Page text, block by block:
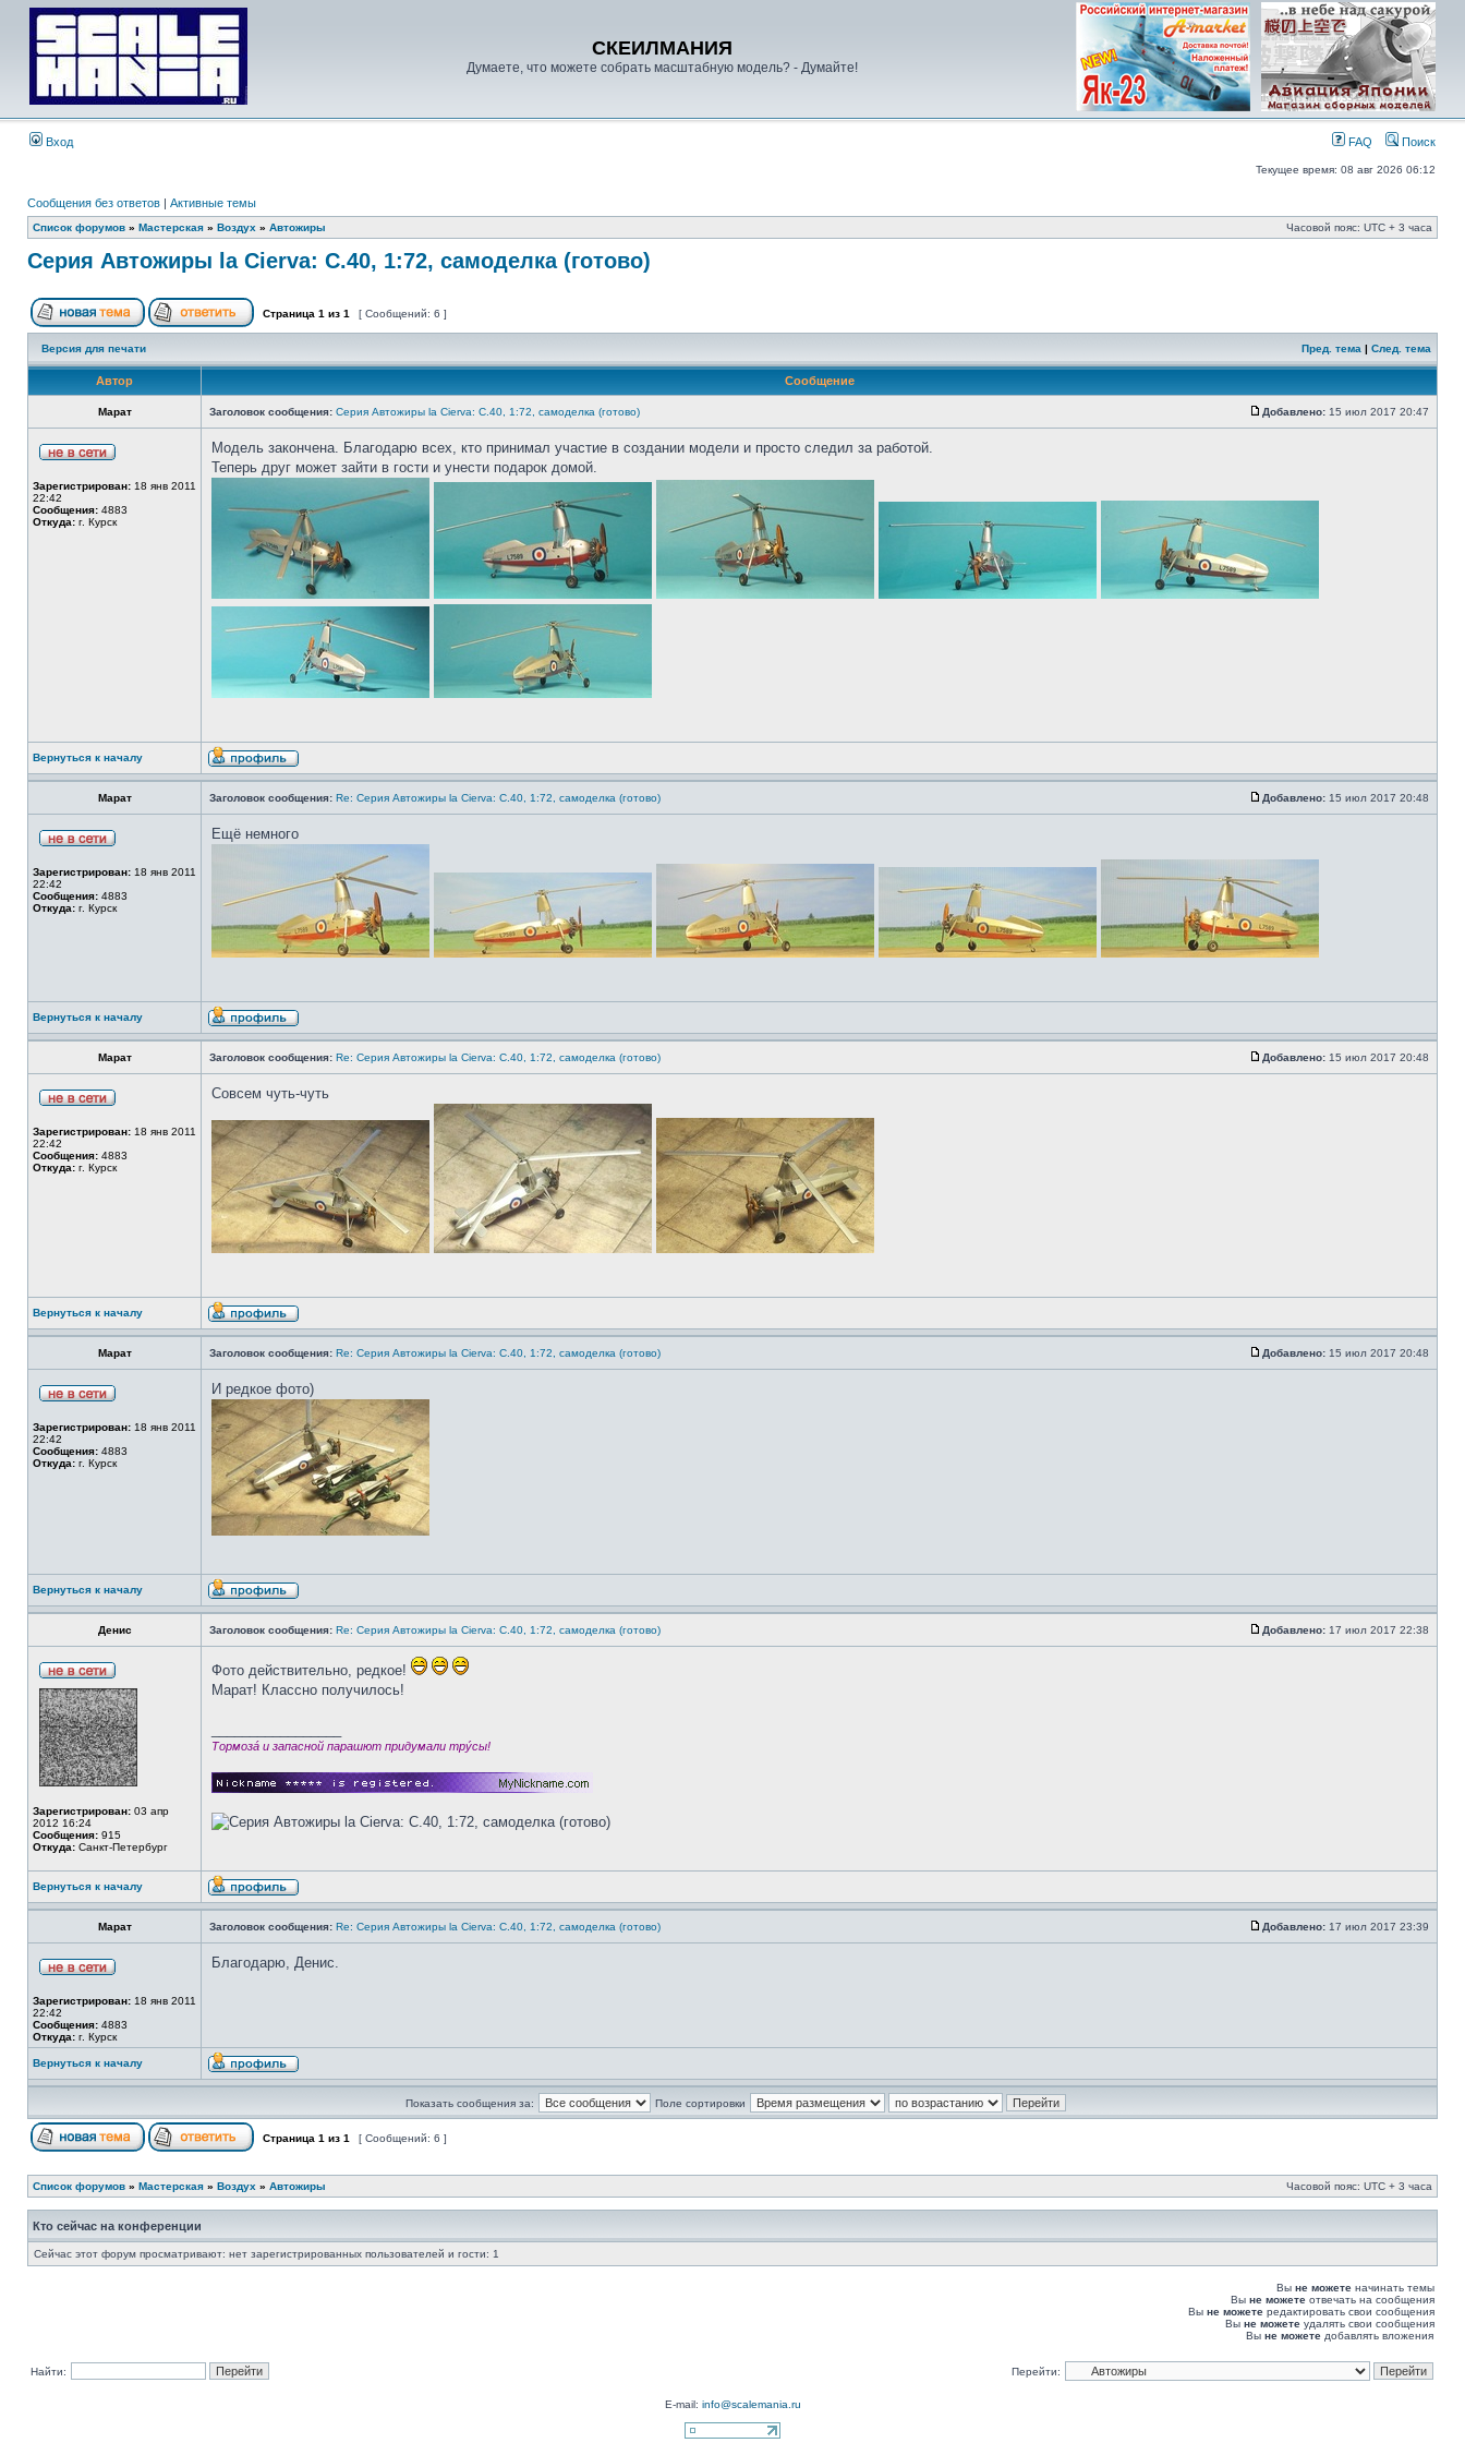
СКЕИЛМАНИЯ
Думаете, что можете собрать масштабную модель? - Думайте!
Вход FAQ Поиск
Текущее время: 08 авг 2026 06:12
Сообщения без ответов | Активные темы
Список форумов » Мастерская » Воздух » Автожиры Часовой пояс: UTC + 3 часа
Серия Автожиры la Cierva: C.40, 1:72, самоделка (готово)
Страница 1 из 1 [ Сообщений: 6 ]
Версия для печати Пред. тема | След. тема
Автор Сообщение
Марат Заголовок сообщения: Серия Автожиры la Cierva: C.40, 1:72, самоделка (готово) Добавлено: 15 июл 2017 20:47
Зарегистрирован: 18 янв 2011
22:42
Сообщения: 4883
Откуда: г. Курск
Модель закончена. Благодарю всех, кто принимал участие в создании модели и просто следил за работой.
Теперь друг может зайти в гости и унести подарок домой.
Вернуться к началу
Марат Заголовок сообщения: Re: Серия Автожиры la Cierva: C.40, 1:72, самоделка (готово) Добавлено: 15 июл 2017 20:48
Зарегистрирован: 18 янв 2011
22:42
Сообщения: 4883
Откуда: г. Курск
Ещё немного
Вернуться к началу
Марат Заголовок сообщения: Re: Серия Автожиры la Cierva: C.40, 1:72, самоделка (готово) Добавлено: 15 июл 2017 20:48
Зарегистрирован: 18 янв 2011
22:42
Сообщения: 4883
Откуда: г. Курск
Совсем чуть-чуть
Вернуться к началу
Марат Заголовок сообщения: Re: Серия Автожиры la Cierva: C.40, 1:72, самоделка (готово) Добавлено: 15 июл 2017 20:48
Зарегистрирован: 18 янв 2011
22:42
Сообщения: 4883
Откуда: г. Курск
И редкое фото)
Вернуться к началу
Денис Заголовок сообщения: Re: Серия Автожиры la Cierva: C.40, 1:72, самоделка (готово) Добавлено: 17 июл 2017 22:38
Зарегистрирован: 03 апр
2012 16:24
Сообщения: 915
Откуда: Санкт-Петербург
Фото действительно, редкое!
Марат! Классно получилось!
Тормозá и запасной парашют придумали трýсы!
Вернуться к началу
Марат Заголовок сообщения: Re: Серия Автожиры la Cierva: C.40, 1:72, самоделка (готово) Добавлено: 17 июл 2017 23:39
Зарегистрирован: 18 янв 2011
22:42
Сообщения: 4883
Откуда: г. Курск
Благодарю, Денис.
Вернуться к началу
Показать сообщения за: Поле сортировки
Страница 1 из 1 [ Сообщений: 6 ]
Список форумов » Мастерская » Воздух » Автожиры Часовой пояс: UTC + 3 часа
Кто сейчас на конференции
Сейчас этот форум просматривают: нет зарегистрированных пользователей и гости: 1
Вы не можете начинать темы
Вы не можете отвечать на сообщения
Вы не можете редактировать свои сообщения
Вы не можете удалять свои сообщения
Вы не можете добавлять вложения
Найти: Перейти:
E-mail: info@scalemania.ru